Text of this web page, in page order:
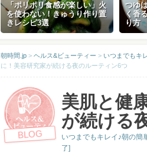
「ポリポリ食感が楽しい」火
を使わない！きゅうり作り置
きレシピ3選
つゆ
く香
り方
朝時間.jp > ヘルス&ビューティー > いつまでもキ
に！美容研究家が続ける夜のルーティン6つ
BLOG
美肌と健
が続ける
いつまでもキレイ♪朝の簡
了]